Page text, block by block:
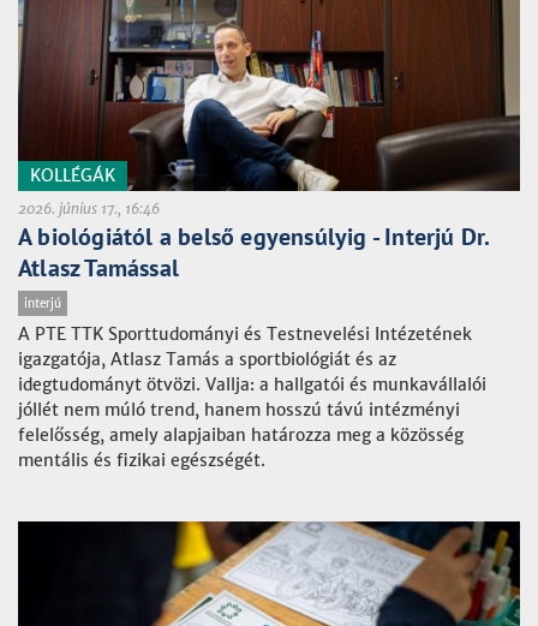
KOLLÉGÁK
2026. június 17., 16:46
A biológiától a belső egyensúlyig - Interjú Dr.
Atlasz Tamással
interjú
A PTE TTK Sporttudományi és Testnevelési Intézetének
igazgatója, Atlasz Tamás a sportbiológiát és az
idegtudományt ötvözi. Vallja: a hallgatói és munkavállalói
jóllét nem múló trend, hanem hosszú távú intézményi
felelősség, amely alapjaiban határozza meg a közösség
mentális és fizikai egészségét.